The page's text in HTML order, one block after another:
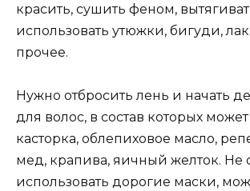
красить, сушить феном,
использовать утюжки, бигуди,
прочее.
Нужно отбросить лень и начать
для волос, в состав которых
касторка, облепиховое масло,
мед, крапива, яичный желток. Не
использовать дорогие маски,